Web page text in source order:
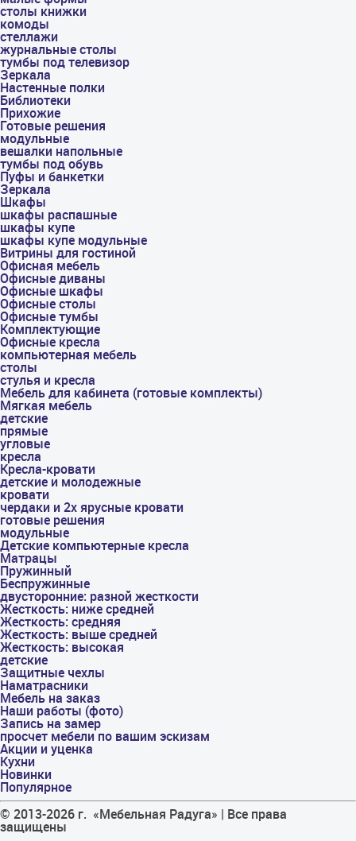
столы книжки
комоды
стеллажи
журнальные столы
тумбы под телевизор
Зеркала
Настенные полки
Библиотеки
Прихожие
Готовые решения
модульные
вешалки напольные
тумбы под обувь
Пуфы и банкетки
Зеркала
Шкафы
шкафы распашные
шкафы купе
шкафы купе модульные
Витрины для гостиной
Офисная мебель
Офисные диваны
Офисные шкафы
Офисные столы
Офисные тумбы
Комплектующие
Офисные кресла
компьютерная мебель
столы
стулья и кресла
Мебель для кабинета (готовые комплекты)
Мягкая мебель
детские
прямые
угловые
кресла
Кресла-кровати
детские и молодежные
кровати
чердаки и 2х ярусные кровати
готовые решения
модульные
Детские компьютерные кресла
Матрацы
Пружинный
Беспружинные
двусторонние: разной жесткости
Жесткость: ниже средней
Жесткость: средняя
Жесткость: выше средней
Жесткость: высокая
детские
Защитные чехлы
Наматрасники
Мебель на заказ
Наши работы (фото)
Запись на замер
просчет мебели по вашим эскизам
Акции и уценка
Кухни
Новинки
Популярное
© 2013-2026 г. «Мебельная Радуга» | Все права
защищены